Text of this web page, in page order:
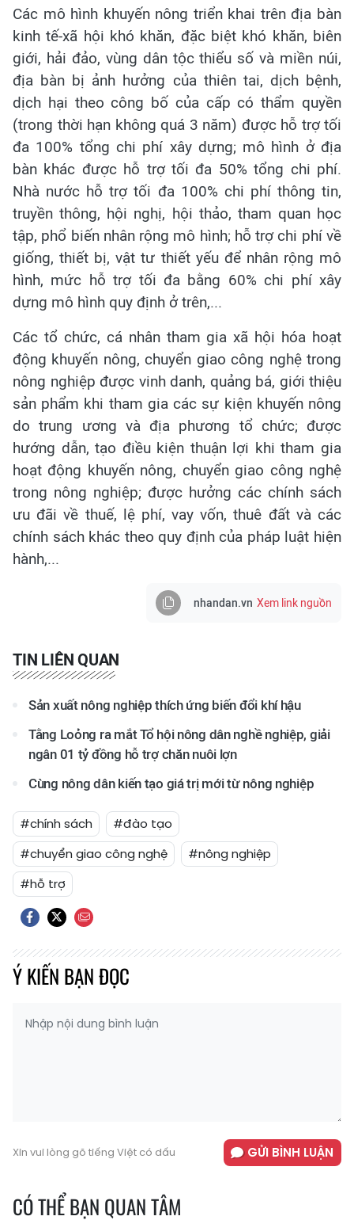
Các mô hình khuyến nông triển khai trên địa bàn
kinh tế-xã hội khó khăn, đặc biệt khó khăn, biên
giới, hải đảo, vùng dân tộc thiểu số và miền núi,
địa bàn bị ảnh hưởng của thiên tai, dịch bệnh,
dịch hại theo công bố của cấp có thẩm quyền
(trong thời hạn không quá 3 năm) được hỗ trợ tối
đa 100% tổng chi phí xây dựng; mô hình ở địa
bàn khác được hỗ trợ tối đa 50% tổng chi phí.
Nhà nước hỗ trợ tối đa 100% chi phí thông tin,
truyền thông, hội nghị, hội thảo, tham quan học
tập, phổ biến nhân rộng mô hình; hỗ trợ chi phí về
giống, thiết bị, vật tư thiết yếu để nhân rộng mô
hình, mức hỗ trợ tối đa bằng 60% chi phí xây
dựng mô hình quy định ở trên,...
Các tổ chức, cá nhân tham gia xã hội hóa hoạt
động khuyến nông, chuyển giao công nghệ trong
nông nghiệp được vinh danh, quảng bá, giới thiệu
sản phẩm khi tham gia các sự kiện khuyến nông
do trung ương và địa phương tổ chức; được
hướng dẫn, tạo điều kiện thuận lợi khi tham gia
hoạt động khuyến nông, chuyển giao công nghệ
trong nông nghiệp; được hưởng các chính sách
ưu đãi về thuế, lệ phí, vay vốn, thuê đất và các
chính sách khác theo quy định của pháp luật hiện
hành,...
nhandan.vn Xem link nguồn
TIN LIÊN QUAN
Sản xuất nông nghiệp thích ứng biến đổi khí hậu
Tằng Loỏng ra mắt Tổ hội nông dân nghề nghiệp, giải
ngân 01 tỷ đồng hỗ trợ chăn nuôi lợn
Cùng nông dân kiến tạo giá trị mới từ nông nghiệp
#chính sách
#đào tạo
#chuyển giao công nghệ
#nông nghiệp
#hỗ trợ
Ý KIẾN BẠN ĐỌC
Xin vui lòng gõ tiếng Việt có dấu GỬI BÌNH LUẬN
CÓ THỂ BẠN QUAN TÂM